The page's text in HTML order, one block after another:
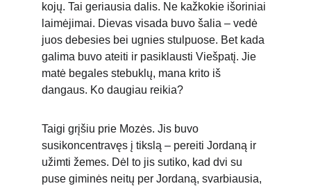
kojų. Tai geriausia dalis. Ne kažkokie išoriniai
laimėjimai. Dievas visada buvo šalia – vedė
juos debesies bei ugnies stulpuose. Bet kada
galima buvo ateiti ir pasiklausti Viešpatį. Jie
matė begales stebuklų, mana krito iš
dangaus. Ko daugiau reikia?
Taigi grįšiu prie Mozės. Jis buvo
susikoncentravęs į tikslą – pereiti Jordaną ir
užimti žemes. Dėl to jis sutiko, kad dvi su
puse giminės neitų per Jordaną, svarbiausia,